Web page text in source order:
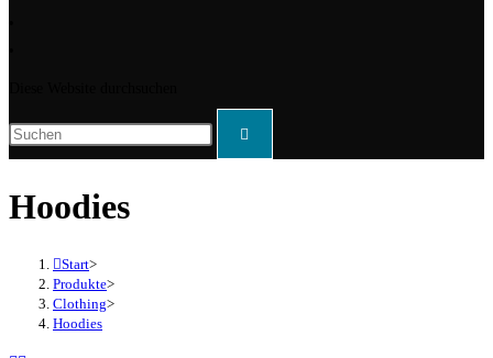
Hoodies
Start>
Produkte>
Clothing>
Hoodies